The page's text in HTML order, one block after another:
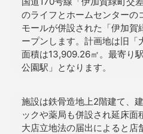
のライフとホームセンターの
モールが併設された「伊加賀
ープンします。計画地は旧「
面積は13,909.26㎡。最寄り
公園駅」となります。
施設は鉄骨造地上2階建て、
ックや薬局も併設され延床面
大店立地法の届出によると